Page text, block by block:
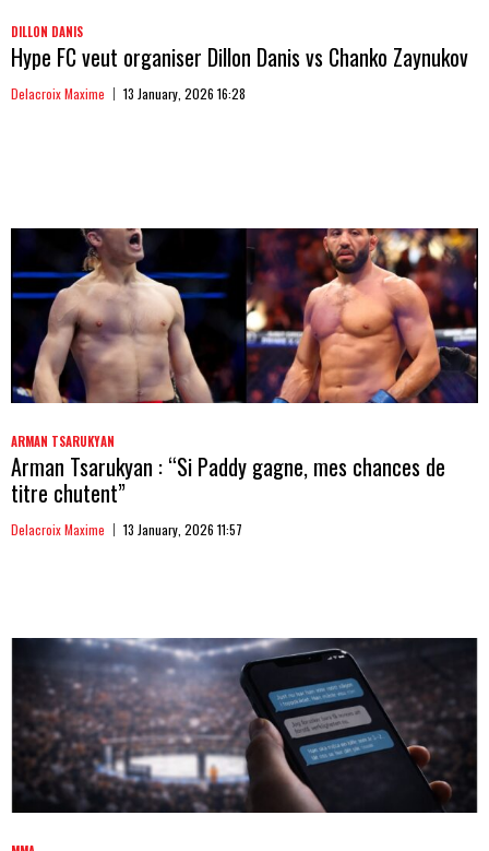
DILLON DANIS
Hype FC veut organiser Dillon Danis vs Chanko Zaynukov
Delacroix Maxime 13 January, 2026 16:28
ARMAN TSARUKYAN
Arman Tsarukyan : “Si Paddy gagne, mes chances de
titre chutent”
Delacroix Maxime 13 January, 2026 11:57